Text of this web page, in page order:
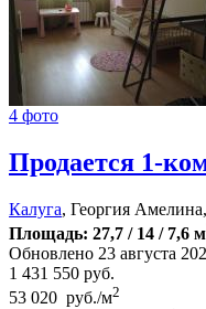
4 фото
Продается 1-
Калуга, Георгия
Площадь: 27,7 / 14 / 7,6 м
Обновлено 23 августа
1 431 550 руб.
53 020 руб./м2